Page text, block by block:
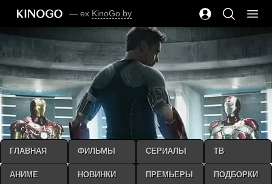
— ex KinoGo.by
ГЛАВНАЯ ФИЛЬМЫ СЕРИАЛЫ ТВ
АНИМЕ НОВИНКИ ПРЕМЬЕРЫ ПОДБОРКИ